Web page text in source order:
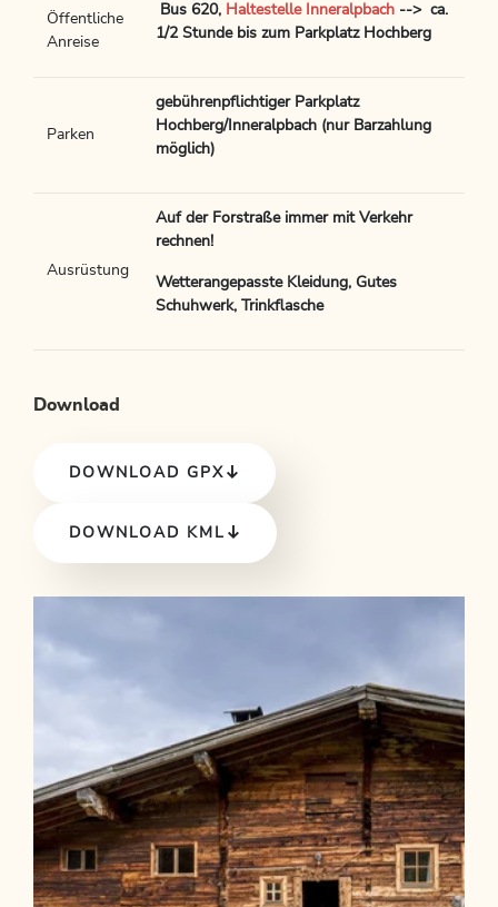
Öffentliche
Anreise
Bus 620, Haltestelle Inneralpbach --> ca.
1/2 Stunde bis zum Parkplatz Hochberg
Parken
gebührenpflichtiger Parkplatz
Hochberg/Inneralpbach (nur Barzahlung
möglich)
Ausrüstung
Auf der Forstraße immer mit Verkehr
rechnen!
Wetterangepasste Kleidung, Gutes
Schuhwerk, Trinkflasche
Download
DOWNLOAD GPX
DOWNLOAD KML